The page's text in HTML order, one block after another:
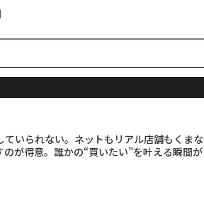
ていられない。ネットもリアル店舗もくまな
が得意。誰かの“買いたい”を叶える瞬間が